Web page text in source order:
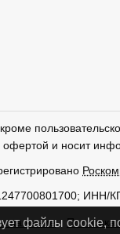
и носит
ИНН/
Политика
файлы cookie,